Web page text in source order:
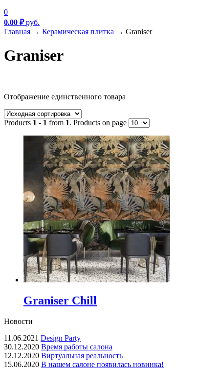
0
0.00 ₽руб.
Главная → Керамическая плитка → Graniser
Graniser
Метки товаров
Индия(104)
Италия(399)
Китай(3)
Польша(19)
Россия(26)
Турция(66)
Испания(797)
Товар Размер
Отображение единственного товара
Products 1 - 1 from 1. Products on page
Graniser Chill
Новости
11.06.2021 Design Party
30.12.2020 Время работы салона
12.12.2020 Виртуальная реальность
15.06.2020 В нашем салоне появилась новинка!